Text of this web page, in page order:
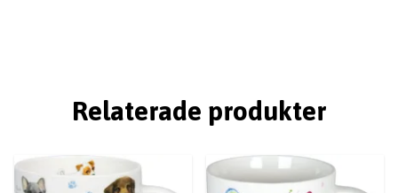
Relaterade produkter